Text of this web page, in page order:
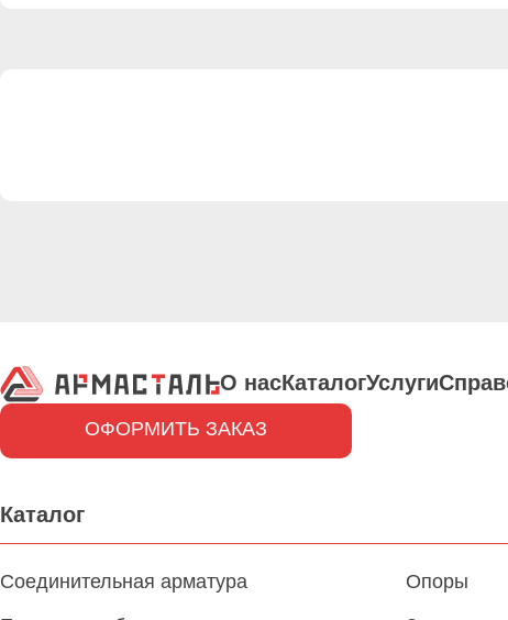
О насКаталогУслуги
ОФОРМИТЬ ЗАКАЗ
Каталог
Соединительная арматура
Опоры